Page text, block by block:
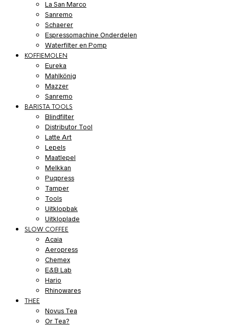
La San Marco
Sanremo
Schaerer
Espressomachine Onderdelen
Waterfilter en Pomp
KOFFIEMOLEN
Eureka
Mahlkönig
Mazzer
Sanremo
BARISTA TOOLS
Blindfilter
Distributor Tool
Latte Art
Lepels
Maatlepel
Melkkan
Puqpress
Tamper
Tools
Uitklopbak
Uitkloplade
SLOW COFFEE
Acaia
Aeropress
Chemex
E&B Lab
Hario
Rhinowares
THEE
Novus Tea
Or Tea?